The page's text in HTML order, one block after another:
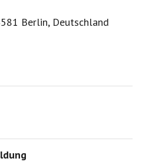
Berlin, Deutschland